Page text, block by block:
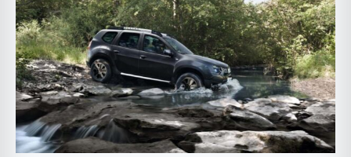
automată
pentru
Dacia
şi
o
nouă
ediţie
pentru